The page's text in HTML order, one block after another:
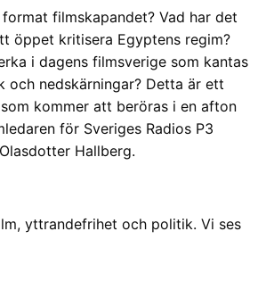
filmskapandet? Vad har det
öppet kritisera Egyptens regim?
i dagens filmsverige som kantas
och nedskärningar? Detta är ett
kommer att beröras i en afton
för Sveriges Radios P3
Hallberg.
yttrandefrihet och politik. Vi ses